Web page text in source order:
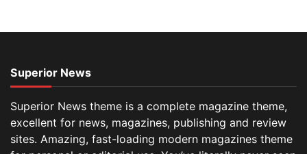
Superior News
Superior News theme is a complete magazine theme,
excellent for news, magazines, publishing and review
sites. Amazing, fast-loading modern magazines theme